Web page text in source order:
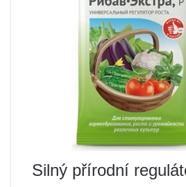
Silný přírodní